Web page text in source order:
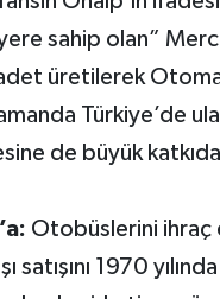
sahip olan”
üretilerek
Türkiye’de
de büyük
Otobüslerini ihraç
satışını 1970